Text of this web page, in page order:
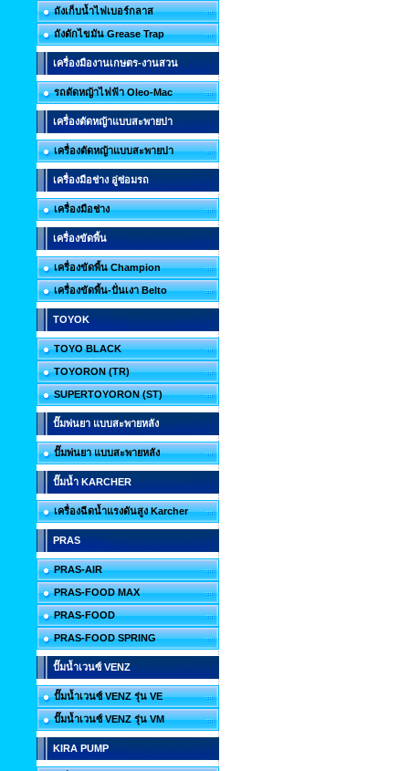
ถังเก็บน้ำไฟเบอร์กลาส
ถังดักไขมัน Grease Trap
เครื่องมืองานเกษตร-งานสวน
รถตัดหญ้าไฟฟ้า Oleo-Mac
เครื่องตัดหญ้าแบบสะพายบ่า
เครื่องตัดหญ้าแบบสะพายบ่า
เครื่องมือช่าง อู่ซ่อมรถ
เครื่องมือช่าง
เครื่องขัดพื้น
เครื่องขัดพื้น Champion
เครื่องขัดพื้น-ปั่นเงา Belto
TOYOK
TOYO BLACK
TOYORON (TR)
SUPERTOYORON (ST)
ปั๊มพ่นยา แบบสะพายหลัง
ปั๊มพ่นยา แบบสะพายหลัง
ปั๊มน้ำ KARCHER
เครื่องฉีดน้ำแรงดันสูง Karcher
PRAS
PRAS-AIR
PRAS-FOOD MAX
PRAS-FOOD
PRAS-FOOD SPRING
ปั๊มน้ำเวนซ์ VENZ
ปั๊มน้ำเวนซ์ VENZ รุ่น VE
ปั๊มน้ำเวนซ์ VENZ รุ่น VM
KIRA PUMP